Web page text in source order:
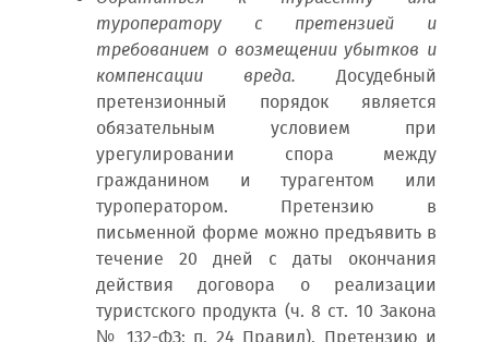
туроператору с претензией и
требованием о возмещении убытков и
компенсации вреда. Досудебный
претензионный порядок является
обязательным условием при
урегулировании спора между
гражданином и турагентом или
туроператором. Претензию в
письменной форме можно предъявить в
течение 20 дней с даты окончания
действия договора о реализации
туристского продукта (ч. 8 ст. 10 Закона